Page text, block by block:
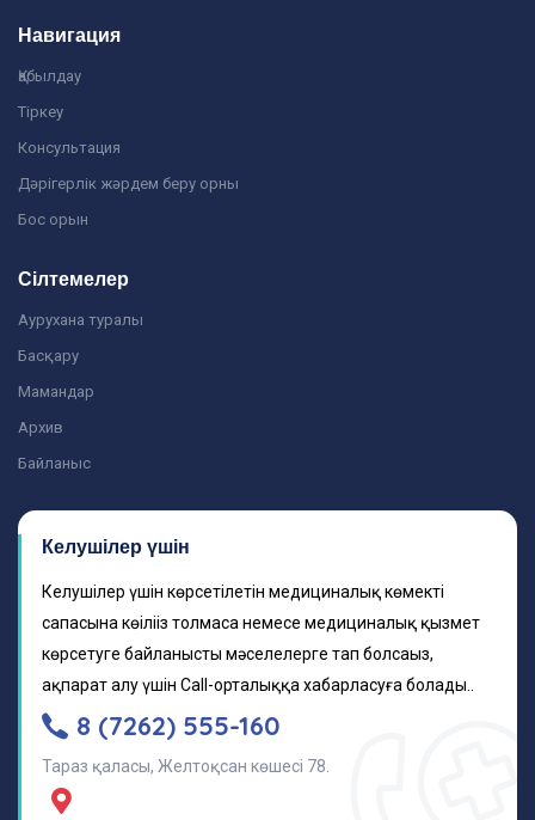
Навигация
Қабылдау
Тіркеу
Консультация
Дәрігерлік жәрдем беру орны
Бос орын
Сілтемелер
Аурухана туралы
Басқару
Мамандар
Архив
Байланыс
Келушілер үшін
Келушілер үшін көрсетілетін медициналық көмектің
сапасына көңіліңіз толмаса немесе медициналық қызмет
көрсетуге байланысты мәселелерге тап болсаңыз,
ақпарат алу үшін Call-орталыққа хабарласуға болады..
8 (7262) 555-160
Тараз қаласы, Желтоқсан көшесі 78.